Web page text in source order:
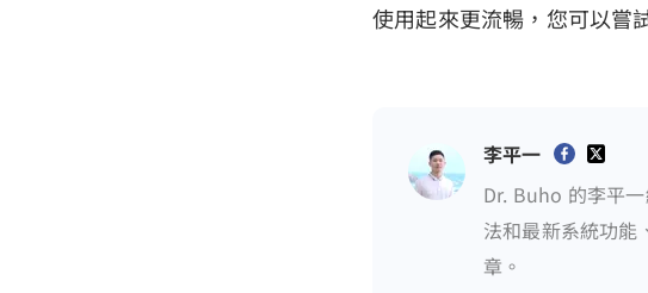
使用起來更流暢，您可以嘗
李平一
Dr. Buho 的李平
法和最新系統功能
章。